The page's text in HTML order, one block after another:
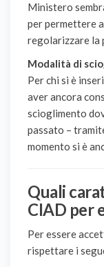
Ministero
per permettere
regolarizzare la
Modalità di
Per chi si è
aver ancora
scioglimento
passato –
momento si è
Quali
CIAD per
Per essere
rispettare i